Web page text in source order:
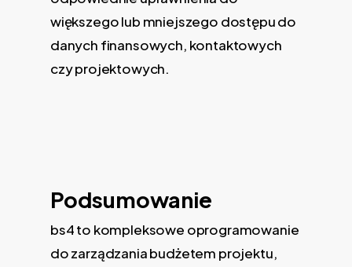
większego lub mniejszego dostępu do
danych finansowych, kontaktowych
czy projektowych.
Podsumowanie
bs4 to kompleksowe oprogramowanie
do zarządzania budżetem projektu,